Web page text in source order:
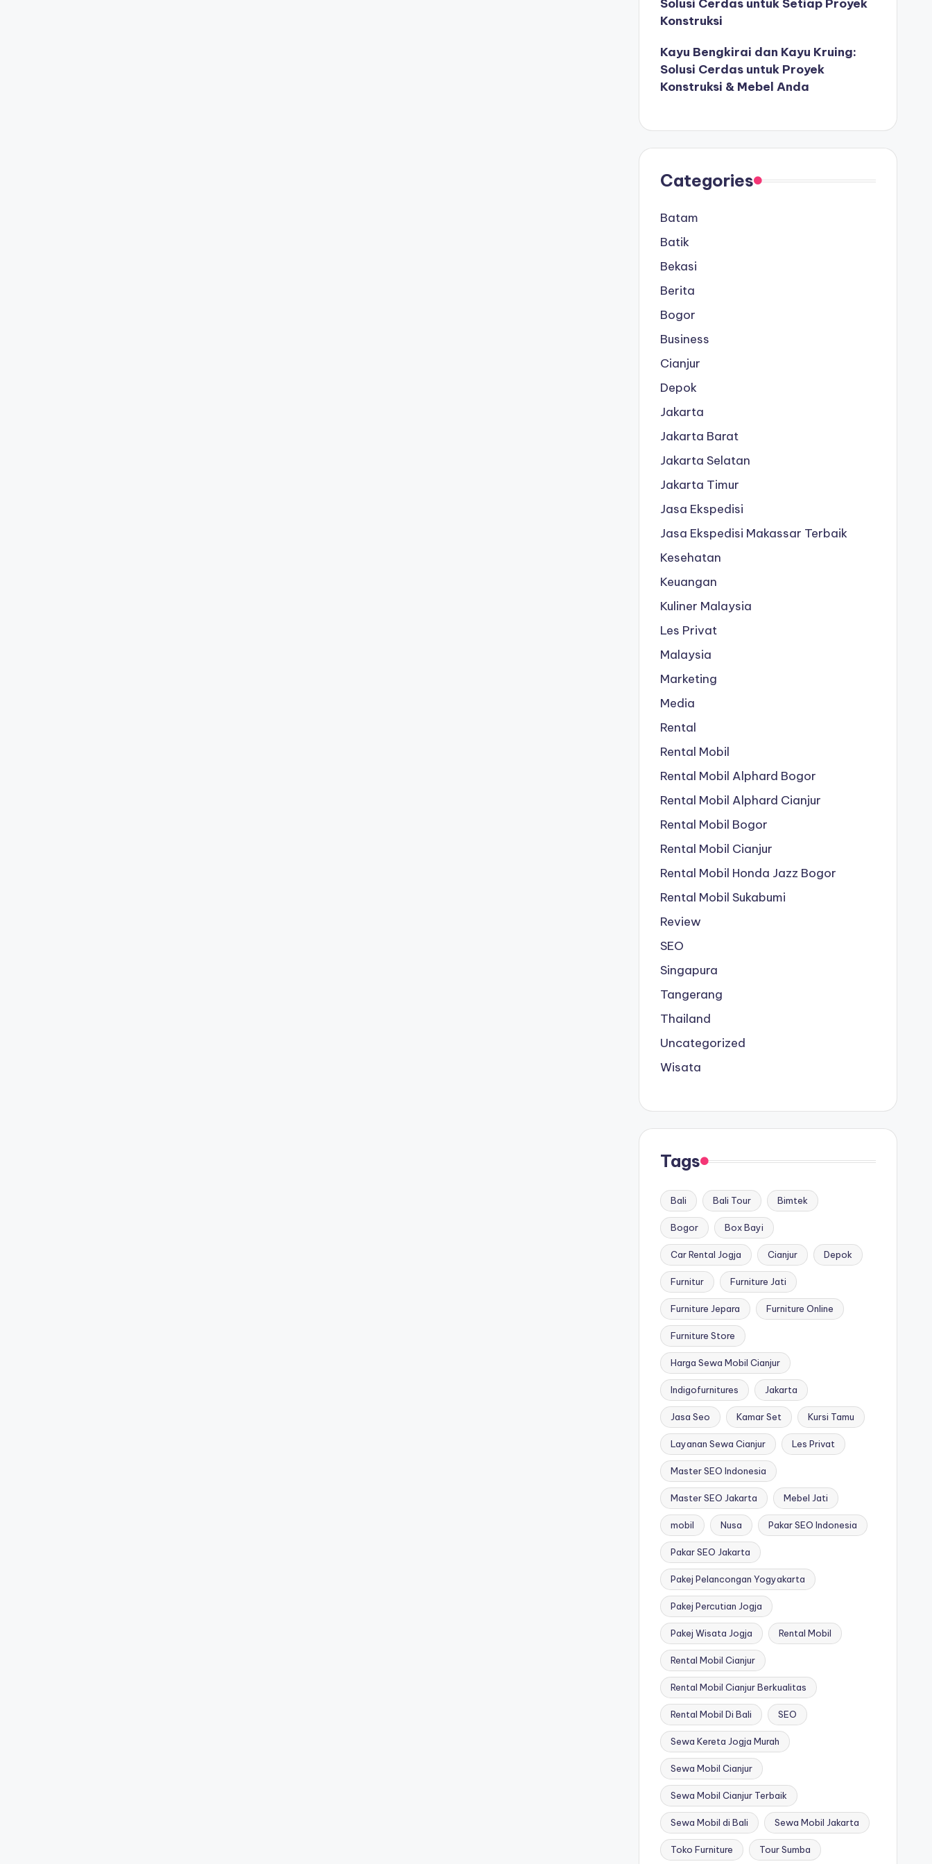
Solusi Cerdas untuk Setiap Proyek
Konstruksi
Kayu Bengkirai dan Kayu Kruing:
Solusi Cerdas untuk Proyek
Konstruksi & Mebel Anda
Categories
Batam
Batik
Bekasi
Berita
Bogor
Business
Cianjur
Depok
Jakarta
Jakarta Barat
Jakarta Selatan
Jakarta Timur
Jasa Ekspedisi
Jasa Ekspedisi Makassar Terbaik
Kesehatan
Keuangan
Kuliner Malaysia
Les Privat
Malaysia
Marketing
Media
Rental
Rental Mobil
Rental Mobil Alphard Bogor
Rental Mobil Alphard Cianjur
Rental Mobil Bogor
Rental Mobil Cianjur
Rental Mobil Honda Jazz Bogor
Rental Mobil Sukabumi
Review
SEO
Singapura
Tangerang
Thailand
Uncategorized
Wisata
Tags
Bali Bali Tour Bimtek
Bogor Box Bayi
Car Rental Jogja Cianjur Depok
Furnitur Furniture Jati
Furniture Jepara Furniture Online
Furniture Store
Harga Sewa Mobil Cianjur
Indigofurnitures Jakarta
Jasa Seo Kamar Set Kursi Tamu
Layanan Sewa Cianjur Les Privat
Master SEO Indonesia
Master SEO Jakarta Mebel Jati
mobil Nusa Pakar SEO Indonesia
Pakar SEO Jakarta
Pakej Pelancongan Yogyakarta
Pakej Percutian Jogja
Pakej Wisata Jogja Rental Mobil
Rental Mobil Cianjur
Rental Mobil Cianjur Berkualitas
Rental Mobil Di Bali SEO
Sewa Kereta Jogja Murah
Sewa Mobil Cianjur
Sewa Mobil Cianjur Terbaik
Sewa Mobil di Bali Sewa Mobil Jakarta
Toko Furniture Tour Sumba